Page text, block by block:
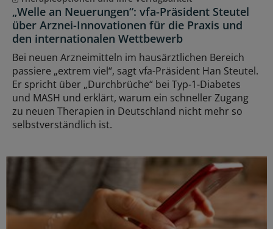
„Welle an Neuerungen“: vfa-Präsident Steutel
über Arznei-Innovationen für die Praxis und
den internationalen Wettbewerb
Bei neuen Arzneimitteln im hausärztlichen Bereich
passiere „extrem viel“, sagt vfa-Präsident Han Steutel.
Er spricht über „Durchbrüche“ bei Typ-1-Diabetes
und MASH und erklärt, warum ein schneller Zugang
zu neuen Therapien in Deutschland nicht mehr so
selbstverständlich ist.